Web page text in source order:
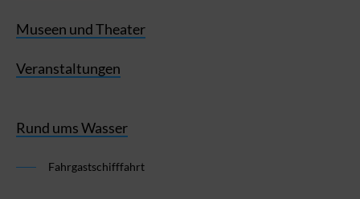
Museen und Theater
Veranstaltungen
Rund ums Wasser
Fahrgastschifffahrt